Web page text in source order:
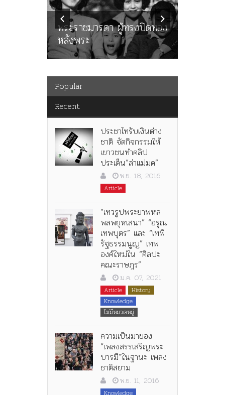
พระราชมารดา ผู้ทรงปิดทอง
หลังพระ
Popular
Recent
ประชาไทรับเงินต่าง
ชาติ จัดกิจกรรมให้
เยาวชนทำคลิป
ประเด็น”ล่าแม่มด”
พ.ย. 18, 2016
Article
“เทวรูปพระยาพหล
พลพยุหเสนา” “อรุณ
เทพบุตร” และ “เทพี
รัฐธรรมนูญ” เทพ
องค์ใหม่ใน “ศิลปะ
คณะราษฎร”
ม.ค. 07, 2021
Article
History
Knowledge
ไม่มีหมวดหมู่
ความเป็นมาของ
“เพลงสรรเสริญพระ
บารมี”ในฐานะ เพลง
ชาติสยาม
พ.ย. 11, 2016
Knowledge